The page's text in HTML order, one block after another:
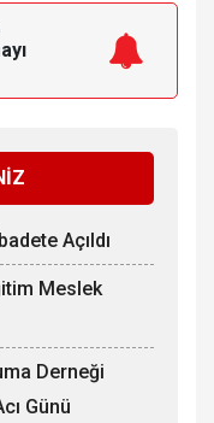
Açıldı
Meslek
Derneği
Günü